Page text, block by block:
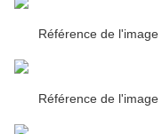
Référence de
Référence de